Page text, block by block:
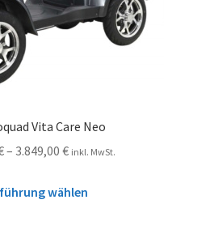
Vita Care Neo
– 3.849,00 € inkl. MwSt.
wählen